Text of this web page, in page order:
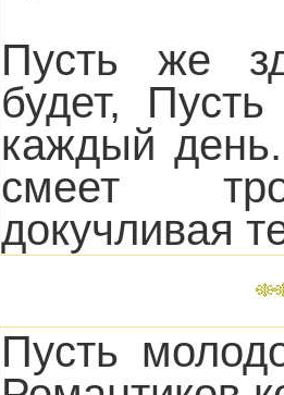
Пусть же
будет,
каждый
смеет
докучливая
Пусть